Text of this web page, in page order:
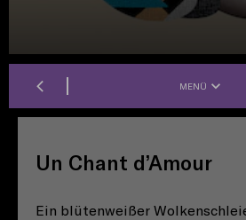
MENÜ
Un Chant d’Amour
Ein blütenweißer